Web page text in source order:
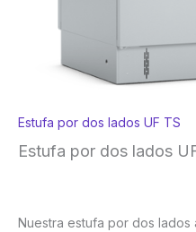
Estufa por dos lados UF TS
Estufa por dos lados
Nuestra estufa por dos lados